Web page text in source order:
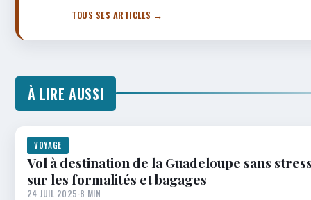
TOUS SES ARTICLES →
À LIRE AUSSI
VOYAGE
Vol à destination de la Guadeloupe sans
sur les formalités et bagages
24 JUIL 2025·8 MIN